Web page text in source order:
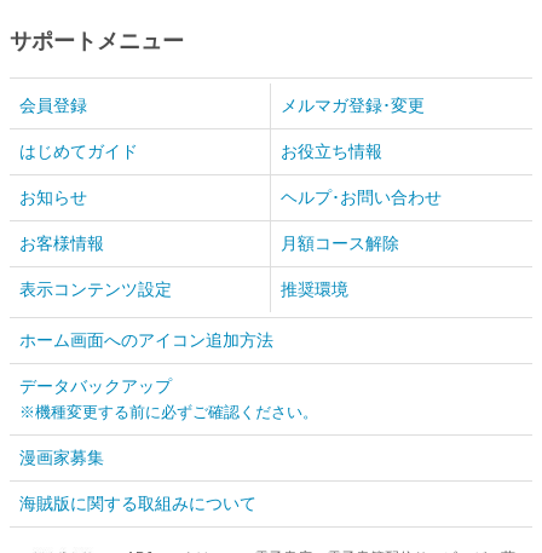
サポートメニュー
会員登録 メルマガ登録･変更
はじめてガイド お役立ち情報
お知らせ ヘルプ･お問い合わせ
お客様情報 月額コース解除
表示コンテンツ設定 推奨環境
ホーム画面へのアイコン追加方法
データバックアップ
※機種変更する前に必ずご確認ください。
漫画家募集
海賊版に関する取組みについて